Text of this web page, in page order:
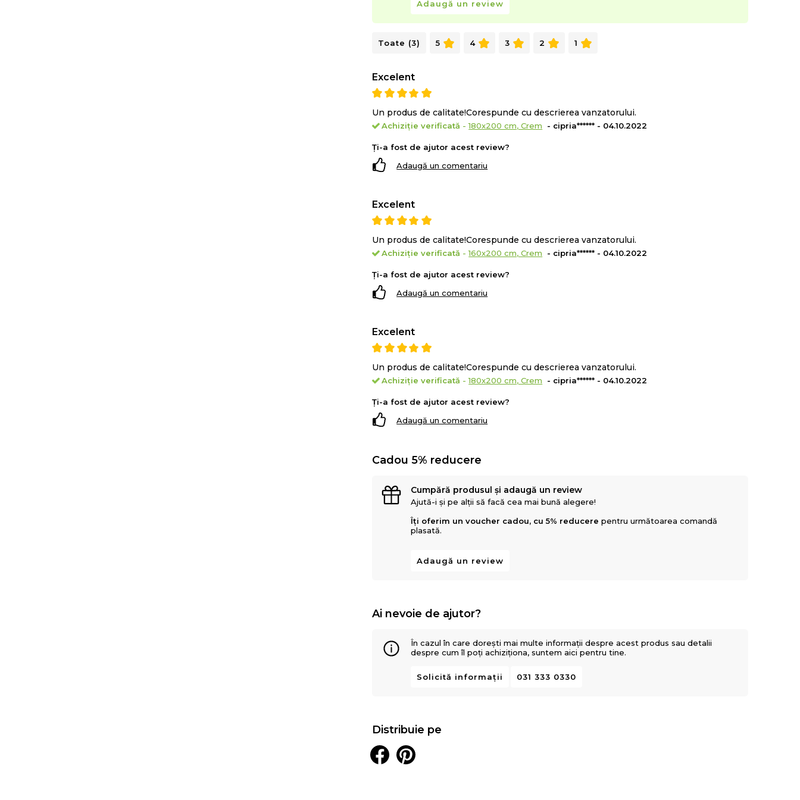
Adaugă un review
Toate (3) 5 4 3 2 1
Excelent
Un produs de calitate!Corespunde cu descrierea vanzatorului.
Achiziție verificată -180x200 cm, Crem - cipria****** - 04.10.2022
Ți-a fost de ajutor acest review?
Adaugă un comentariu
Excelent
Un produs de calitate!Corespunde cu descrierea vanzatorului.
Achiziție verificată -160x200 cm, Crem - cipria****** - 04.10.2022
Ți-a fost de ajutor acest review?
Adaugă un comentariu
Excelent
Un produs de calitate!Corespunde cu descrierea vanzatorului.
Achiziție verificată -180x200 cm, Crem - cipria****** - 04.10.2022
Ți-a fost de ajutor acest review?
Adaugă un comentariu
Cadou 5% reducere
Cumpără produsul și adaugă un review
Ajută-i și pe alții să facă cea mai bună alegere!
Îți oferim un voucher cadou, cu 5% reducere pentru următoarea comandă
plasată.
Adaugă un review
Ai nevoie de ajutor?
În cazul în care dorești mai multe informații despre acest produs sau detalii
despre cum îl poți achiziționa, suntem aici pentru tine.
Solicită informații 031 333 0330
Distribuie pe